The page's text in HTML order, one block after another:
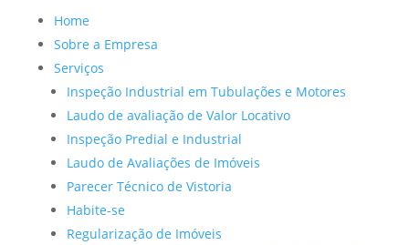
Home
Sobre a Empresa
Serviços
Inspeção Industrial em Tubulações e Motores
Laudo de avaliação de Valor Locativo
Inspeção Predial e Industrial
Laudo de Avaliações de Imóveis
Parecer Técnico de Vistoria
Habite-se
Regularização de Imóveis